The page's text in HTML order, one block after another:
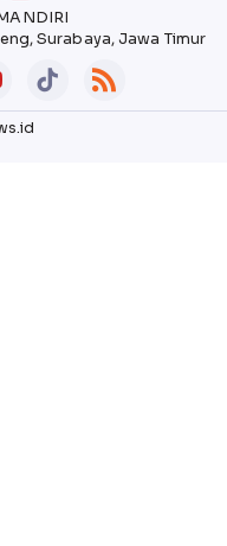
Surabaya, Jawa Timur